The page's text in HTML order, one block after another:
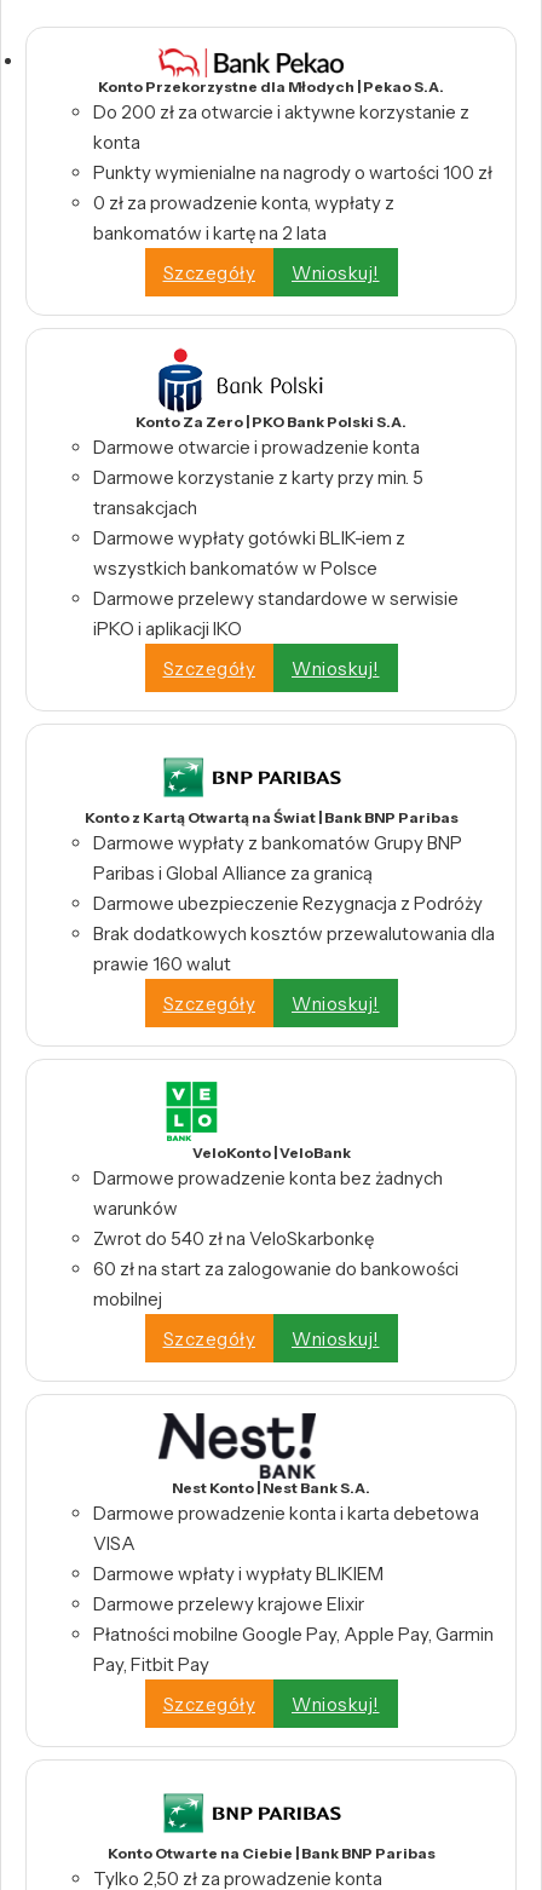
Konto Przekorzystne dla Młodych | Pekao S.A.
Do 200 zł za otwarcie i aktywne korzystanie z
konta
Punkty wymienialne na nagrody o wartości 100 zł
0 zł za prowadzenie konta, wypłaty z
bankomatów i kartę na 2 lata
Szczegóły
Wnioskuj!
Konto Za Zero | PKO Bank Polski S.A.
Darmowe otwarcie i prowadzenie konta
Darmowe korzystanie z karty przy min. 5
transakcjach
Darmowe wypłaty gotówki BLIK-iem z
wszystkich bankomatów w Polsce
Darmowe przelewy standardowe w serwisie
iPKO i aplikacji IKO
Szczegóły
Wnioskuj!
Konto z Kartą Otwartą na Świat | Bank BNP Paribas
Darmowe wypłaty z bankomatów Grupy BNP
Paribas i Global Alliance za granicą
Darmowe ubezpieczenie Rezygnacja z Podróży
Brak dodatkowych kosztów przewalutowania dla
prawie 160 walut
Szczegóły
Wnioskuj!
VeloKonto | VeloBank
Darmowe prowadzenie konta bez żadnych
warunków
Zwrot do 540 zł na VeloSkarbonkę
60 zł na start za zalogowanie do bankowości
mobilnej
Szczegóły
Wnioskuj!
Nest Konto | Nest Bank S.A.
Darmowe prowadzenie konta i karta debetowa
VISA
Darmowe wpłaty i wypłaty BLIKIEM
Darmowe przelewy krajowe Elixir
Płatności mobilne Google Pay, Apple Pay, Garmin
Pay, Fitbit Pay
Szczegóły
Wnioskuj!
Konto Otwarte na Ciebie | Bank BNP Paribas
Tylko 2,50 zł za prowadzenie konta